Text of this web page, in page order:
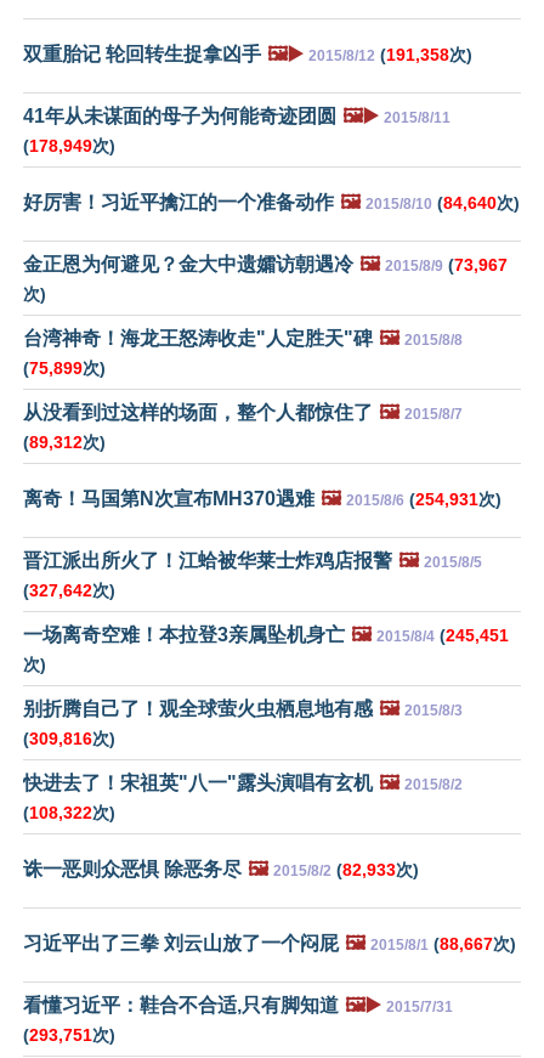
双重胎记 轮回转生捉拿凶手 🖼️▶️ 2015/8/12 (191,358次)
41年从未谋面的母子为何能奇迹团圆 🖼️▶️ 2015/8/11
(178,949次)
好厉害！习近平擒江的一个准备动作 🖼️ 2015/8/10 (84,640次)
金正恩为何避见？金大中遗孀访朝遇冷 🖼️ 2015/8/9 (73,967
次)
台湾神奇！海龙王怒涛收走"人定胜天"碑 🖼️ 2015/8/8
(75,899次)
从没看到过这样的场面，整个人都惊住了 🖼️ 2015/8/7
(89,312次)
离奇！马国第N次宣布MH370遇难 🖼️ 2015/8/6 (254,931次)
晋江派出所火了！江蛤被华莱士炸鸡店报警 🖼️ 2015/8/5
(327,642次)
一场离奇空难！本拉登3亲属坠机身亡 🖼️ 2015/8/4 (245,451
次)
别折腾自己了！观全球萤火虫栖息地有感 🖼️ 2015/8/3
(309,816次)
快进去了！宋祖英"八一"露头演唱有玄机 🖼️ 2015/8/2
(108,322次)
诛一恶则众恶惧 除恶务尽 🖼️ 2015/8/2 (82,933次)
习近平出了三拳 刘云山放了一个闷屁 🖼️ 2015/8/1 (88,667次)
看懂习近平：鞋合不合适,只有脚知道 🖼️▶️ 2015/7/31
(293,751次)